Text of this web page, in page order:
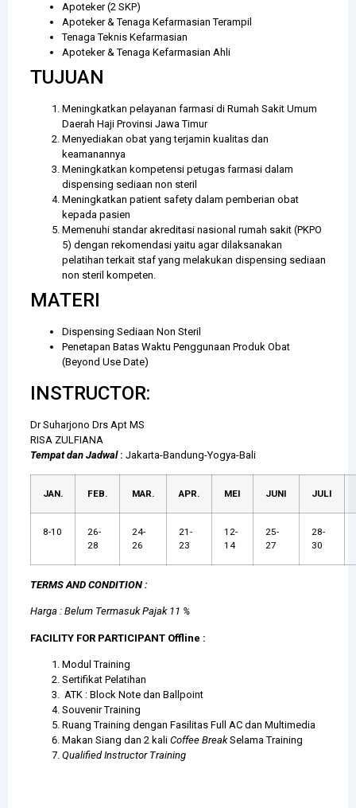
Apoteker (2 SKP)
Apoteker & Tenaga Kefarmasian Terampil
Tenaga Teknis Kefarmasian
Apoteker & Tenaga Kefarmasian Ahli
TUJUAN
Meningkatkan pelayanan farmasi di Rumah Sakit Umum
Daerah Haji Provinsi Jawa Timur
Menyediakan obat yang terjamin kualitas dan
keamanannya
Meningkatkan kompetensi petugas farmasi dalam
dispensing sediaan non steril
Meningkatkan patient safety dalam pemberian obat
kepada pasien
Memenuhi standar akreditasi nasional rumah sakit (PKPO
5) dengan rekomendasi yaitu agar dilaksanakan
pelatihan terkait staf yang melakukan dispensing sediaan
non steril kompeten.
MATERI
Dispensing Sediaan Non Steril
Penetapan Batas Waktu Penggunaan Produk Obat
(Beyond Use Date)
INSTRUCTOR:
Dr Suharjono Drs Apt MS
RISA ZULFIANA
Tempat dan Jadwal: Jakarta-Bandung-Yogya-Bali
JAN. FEB. MAR. APR. MEI JUNI JULI
8-10
26-
28
24-
26
21-
23
12-
14
25-
27
28-
30
TERMS AND CONDITION :
Harga : Belum Termasuk Pajak 11 %
FACILITY FOR PARTICIPANT Offline :
Modul Training
Sertifikat Pelatihan
ATK : Block Note dan Ballpoint
Souvenir Training
Ruang Training dengan Fasilitas Full AC dan Multimedia
Makan Siang dan 2 kali Coffee BreakSelama Training
Qualified Instructor Training